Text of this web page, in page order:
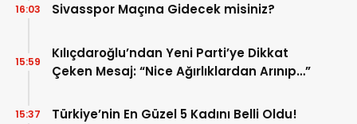
Sivasspor Maçına Gidecek misiniz?
16:03
Kılıçdaroğlu’ndan Yeni Parti’ye Dikkat
Çeken Mesaj: “Nice Ağırlıklardan Arınıp…”
15:59
Türkiye’nin En Güzel 5 Kadını Belli Oldu!
15:37